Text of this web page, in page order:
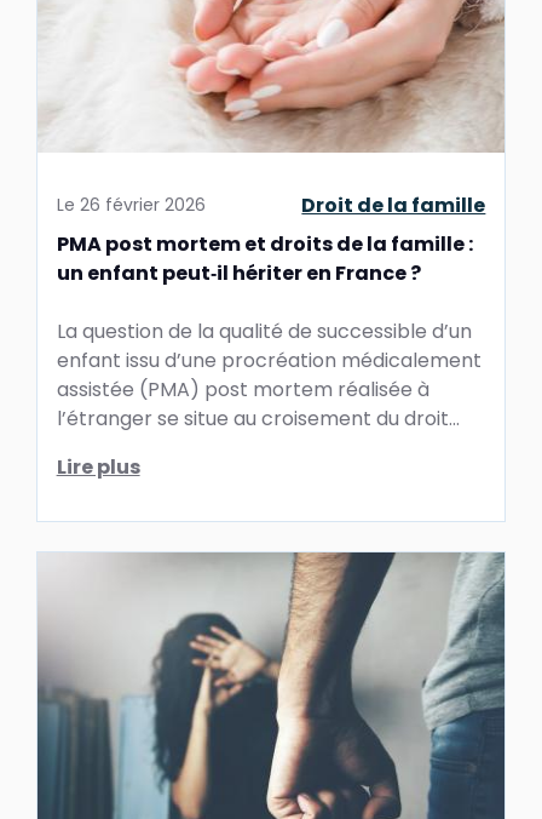
Le 26 février 2026
Droit de la famille
PMA post mortem et droits de la famille :
un enfant peut‑il hériter en France ?
La question de la qualité de successible d’un
enfant issu d’une procréation médicalement
assistée (PMA) post mortem réalisée à
l’étranger se situe au croisement du droit
Lire plus